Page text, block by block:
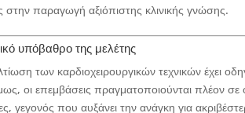
στην παραγωγή αξιόπιστης κλινικής γνώσης.
υπόβαθρο της μελέτης
των καρδιοχειρουργικών τεχνικών έχει
οι επεμβάσεις πραγματοποιούνται πλέον σε
γεγονός που αυξάνει την ανάγκη για